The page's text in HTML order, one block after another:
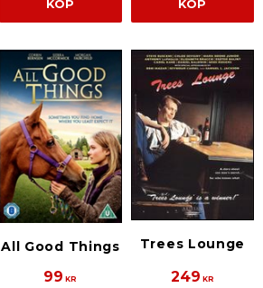
KÖP KÖP
All Good Things
99 KR
Trees Lounge
249 KR